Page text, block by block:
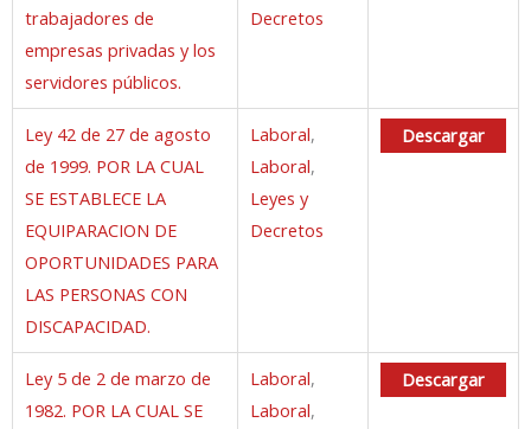
trabajadores de
empresas privadas y los
servidores públicos.
Decretos
Ley 42 de 27 de agosto
de 1999. POR LA CUAL
SE ESTABLECE LA
EQUIPARACION DE
OPORTUNIDADES PARA
LAS PERSONAS CON
DISCAPACIDAD.
Laboral,
Laboral,
Leyes y
Decretos
Descargar
Ley 5 de 2 de marzo de
1982. POR LA CUAL SE
Laboral,
Laboral,
Descargar